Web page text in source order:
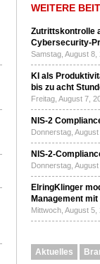
WEITERE
Zutrittskontrolle
Cybersecurity-
Samstag, August
KI als
bis zu acht
Freitag, August 7,
NIS-2
Donnerstag,
NIS-2-
Donnerstag,
ElringKlinger
Management
Mittwoch, August
Aktuelles